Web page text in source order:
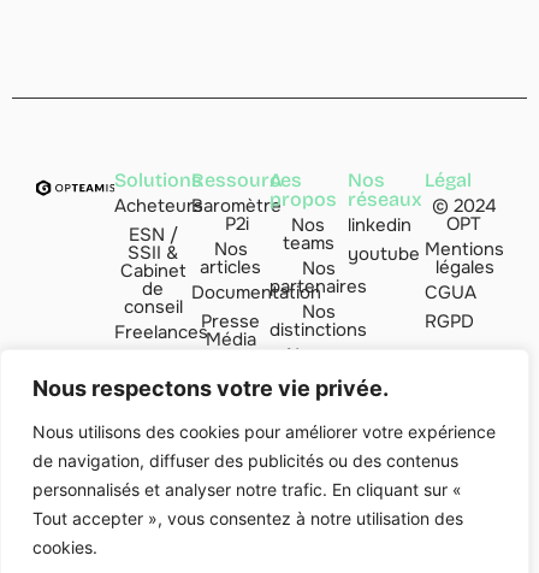
Nous respectons votre vie privée.
Nous utilisons des cookies pour améliorer votre expérience
de navigation, diffuser des publicités ou des contenus
personnalisés et analyser notre trafic. En cliquant sur «
Tout accepter », vous consentez à notre utilisation des
cookies.
Solutions
Acheteurs
ESN /
SSII &
Cabinet
de
conseil
Freelances
de
transition
Indice
Valoria
Club'ESN
Ressources
Baromètre
P2i
Nos
articles
Documentation
Presse
Média
A
propos
Nos
teams
Nos
partenaires
Nos
distinctions
Nous
Contact
Nos
réseaux
linkedin
youtube
Légal
© 2024
OPT
Mentions
légales
CGUA
RGPD